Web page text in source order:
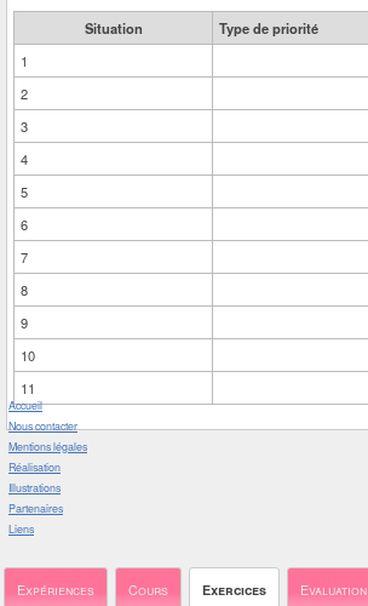
Expériences Cours Exercices Evaluation
Accueil
Nous contacter
Mentions légales
Réalisation
Illustrations
Partenaires
Liens
Situation
Type de priorité
1
2
3
4
5
6
7
8
9
10
11